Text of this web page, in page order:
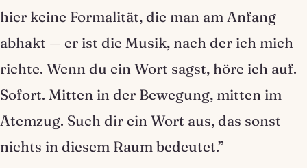
hier keine Formalität, die man am Anfang
abhakt — er ist die Musik, nach der ich mich
richte. Wenn du ein Wort sagst, höre ich auf.
Sofort. Mitten in der Bewegung, mitten im
Atemzug. Such dir ein Wort aus, das sonst
nichts in diesem Raum bedeutet.”